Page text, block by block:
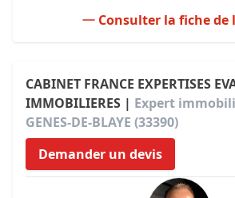
Consulter la fiche de
CABINET FRANCE EXPERTISES
IMMOBILIERES | Expert
GENES-DE-BLAYE (33390)
Demander un devis